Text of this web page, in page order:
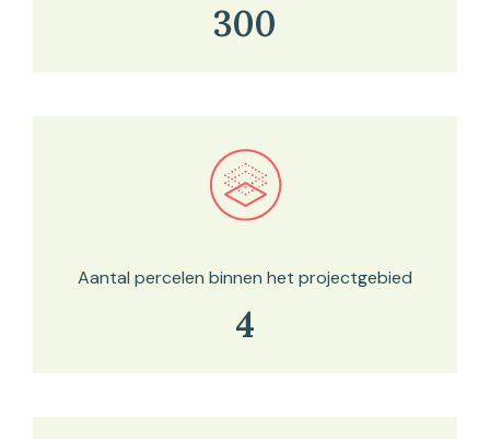
300
Bekijk in onze kaartviewer
Aantal percelen binnen het projectgebied
4